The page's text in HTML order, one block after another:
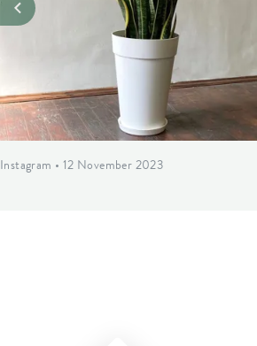
Instagram • 12 November 2023